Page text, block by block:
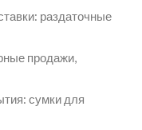
раздаточные
продажи,
сумки для